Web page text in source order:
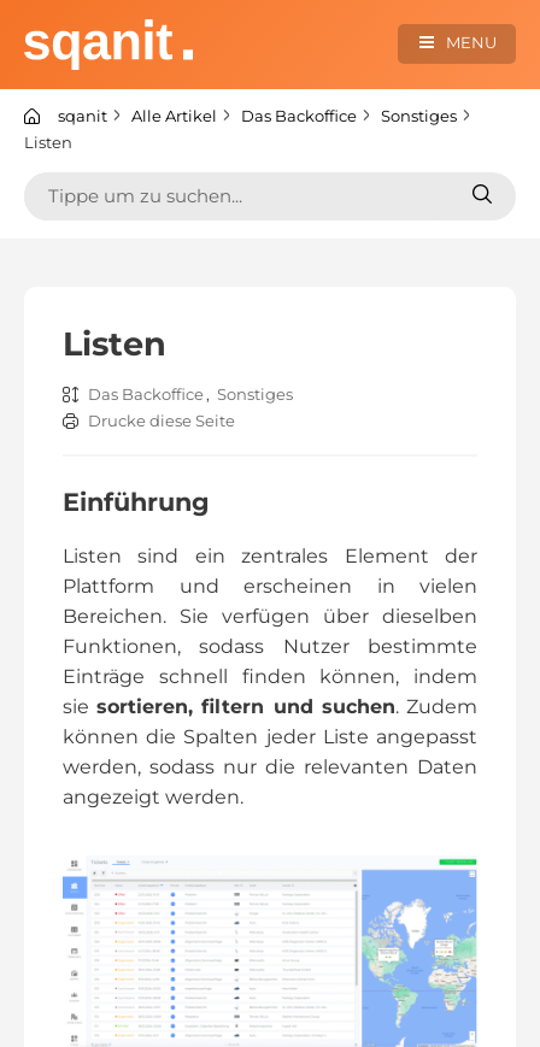
Inhalt
springen
sqanit Knowledge center
MENU
sqanit Alle Artikel Das Backoffice
Sonstiges
Listen
Suchen
Listen
Das Backoffice , Sonstiges
Drucke diese Seite
Einführung
Listen sind ein zentrales Element der
Plattform und erscheinen in vielen
Bereichen. Sie verfügen über dieselben
Funktionen, sodass Nutzer bestimmte
Einträge schnell finden können, indem
siesortieren, filtern und suchen. Zudem
können die Spalten jeder Liste angepasst
werden, sodass nur die relevanten Daten
angezeigt werden.